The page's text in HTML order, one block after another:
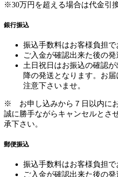
※30万円を超える場合は代金引
銀行振込
振込手数料はお客様負担で
ご入金が確認出来た後の発
土日祝日はお振込の確認
降の発送となります。お
注意下さいませ。
※ お申し込みから７日以内にお
誠に勝手ながらキャンセルとさ
承下さい。
郵便振込
振込手数料はお客様負担で
ご入金が確認出来た後の発